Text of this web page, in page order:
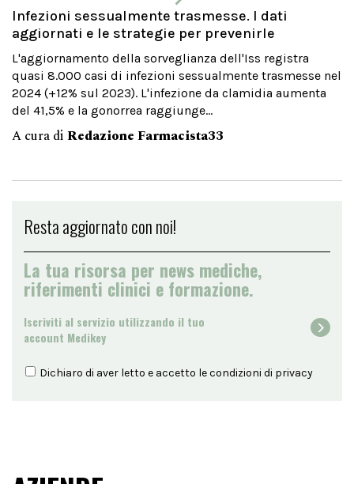
Infezioni sessualmente trasmesse. I dati
aggiornati e le strategie per prevenirle
L'aggiornamento della sorveglianza dell'Iss registra
quasi 8.000 casi di infezioni sessualmente trasmesse nel
2024 (+12% sul 2023). L'infezione da clamidia aumenta
del 41,5% e la gonorrea raggiunge...
A cura di Redazione Farmacista33
Resta aggiornato con noi!
La tua risorsa per news mediche,
riferimenti clinici e formazione.
Iscriviti al servizio utilizzando il tuo
account Medikey
Dichiaro di aver letto e accetto le condizioni di privacy